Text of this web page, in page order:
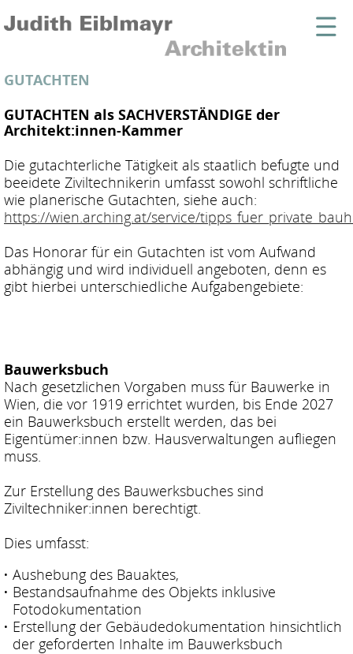
GUTACHTEN
GUTACHTEN als SACHVERSTÄNDIGE der
Architekt:innen-Kammer
Die gutachterliche Tätigkeit als staatlich befugte und
beeidete Ziviltechnikerin umfasst sowohl schriftliche
wie planerische Gutachten, siehe auch:
https://wien.arching.at/service/
Das Honorar für ein Gutachten ist vom Aufwand
abhängig und wird individuell angeboten, denn es
gibt hierbei unterschiedliche Aufgabengebiete:
Bauwerksbuch
Nach gesetzlichen Vorgaben muss für Bauwerke in
Wien, die vor 1919 errichtet wurden, bis Ende 2027
ein Bauwerksbuch erstellt werden, das bei
Eigentümer:innen bzw. Hausverwaltungen aufliegen
muss.
Zur Erstellung des Bauwerksbuches sind
Ziviltechniker:innen berechtigt.
Dies umfasst:
Aushebung des Bauaktes,
Bestandsaufnahme des Objekts inklusive
Fotodokumentation
Erstellung der Gebäudedokumentation hinsichtlich
der geforderten Inhalte im Bauwerksbuch